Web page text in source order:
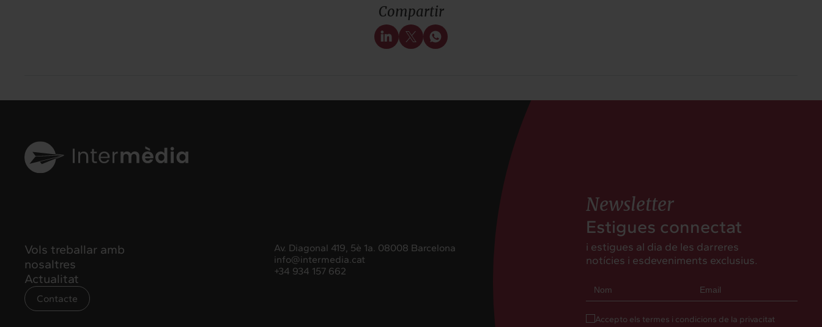
Compartir
Vols treballar amb
nosaltres
Actualitat
Contacte
Av. Diagonal 419, 5è 1a. 08008 Barcelona
info@intermedia.cat
+34 934 157 662
Newsletter
Estigues connectat
i estigues al dia de les darreres
notícies i esdeveniments exclusius.
Accepto els termes i condicions de la privacitat